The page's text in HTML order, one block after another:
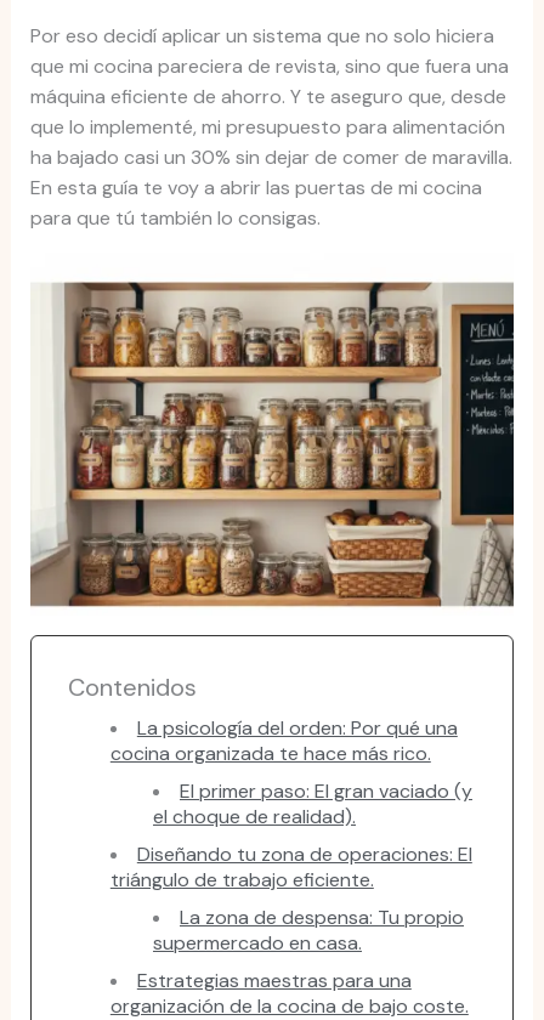
Por eso decidí aplicar un sistema que no solo hiciera
que mi cocina pareciera de revista, sino que fuera una
máquina eficiente de ahorro. Y te aseguro que, desde
que lo implementé, mi presupuesto para alimentación
ha bajado casi un 30% sin dejar de comer de maravilla.
En esta guía te voy a abrir las puertas de mi cocina
para que tú también lo consigas.
Contenidos
La psicología del orden: Por qué una
cocina organizada te hace más rico.
El primer paso: El gran vaciado (y
el choque de realidad).
Diseñando tu zona de operaciones: El
triángulo de trabajo eficiente.
La zona de despensa: Tu propio
supermercado en casa.
Estrategias maestras para una
organización de la cocina de bajo coste.